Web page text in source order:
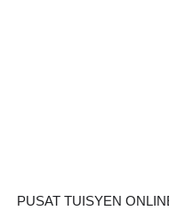
PUSAT TUISYEN